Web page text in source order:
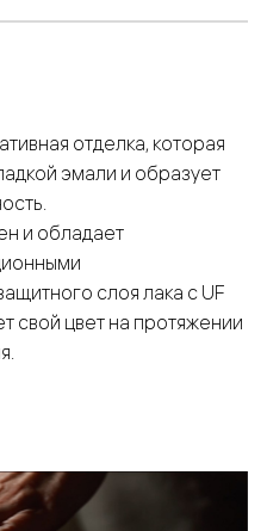
отделка, которая
эмали и образует
и обладает
слоя лака с UF
свой цвет на протяжении